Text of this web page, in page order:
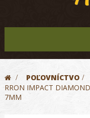
> POĽOVNÍCTVO >
RRON IMPACT
7MM